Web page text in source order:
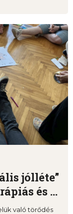
jólléte”
és ...
való törődés